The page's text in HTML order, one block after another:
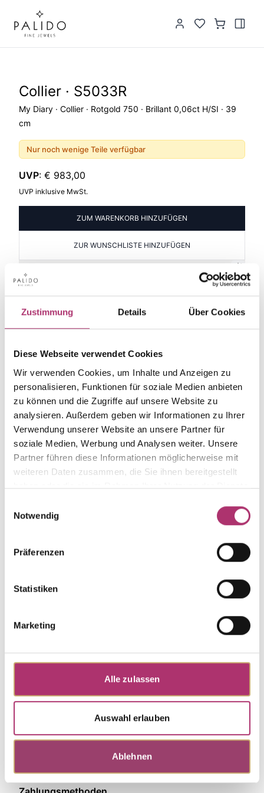
Zustimmung Details Über Cookies
Diese Webseite verwendet Cookies
Wir verwenden Cookies, um Inhalte und Anzeigen zu
personalisieren, Funktionen für soziale Medien anbieten
zu können und die Zugriffe auf unsere Website zu
analysieren. Außerdem geben wir Informationen zu Ihrer
Verwendung unserer Website an unsere Partner für
soziale Medien, Werbung und Analysen weiter. Unsere
Partner führen diese Informationen möglicherweise mit
weiteren Daten zusammen, die Sie ihnen bereitgestellt
haben oder die sie im Rahmen Ihrer Nutzung der Dienste
Notwendig
Präferenzen
Statistiken
Marketing
Alle zulassen
Auswahl erlauben
Ablehnen
Collier · S5033R
My Diary · Collier · Rotgold 750 · Brillant 0,06ct H/SI · 39
cm
Nur noch wenige Teile verfügbar
UVP: € 983,00
UVP inklusive MwSt.
ZUM WARENKORB HINZUFÜGEN
ZUR WUNSCHLISTE HINZUFÜGEN
Collier
Gold
-
1.30.945.RG.750.018.139.0
EAN
9010595626609
Alternativ
Feingehalt
750
Farbe
Rotgold
39 cm
weiß
Steinart
Stein
-